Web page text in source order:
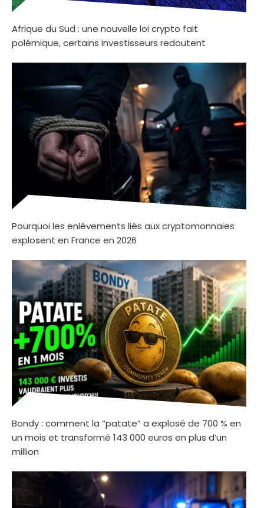
Afrique du Sud : une nouvelle loi crypto fait
polémique, certains investisseurs redoutent
Pourquoi les enlèvements liés aux cryptomonnaies
explosent en France en 2026
Bondy : comment la “patate” a explosé de 700 % en
un mois et transformé 143 000 euros en plus d’un
million